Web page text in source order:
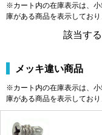
※カート内の在庫表示は、
庫がある商品を表示しており
該当す
メッキ違い商品
※カート内の在庫表示は、
庫がある商品を表示しており